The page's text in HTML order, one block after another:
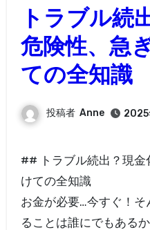
トラブル続
危険性、急
ての全知識
投稿者 Anne 2025
## トラブル続出？現金
けての全知識
お金が必要…今すぐ！
ることは誰にでもある